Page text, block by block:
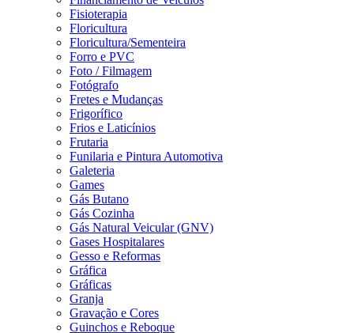
Fisioterapia
Floricultura
Floricultura/Sementeira
Forro e PVC
Foto / Filmagem
Fotógrafo
Fretes e Mudanças
Frigorífico
Frios e Laticínios
Frutaria
Funilaria e Pintura Automotiva
Galeteria
Games
Gás Butano
Gás Cozinha
Gás Natural Veicular (GNV)
Gases Hospitalares
Gesso e Reformas
Gráfica
Gráficas
Granja
Gravação e Cores
Guinchos e Reboque